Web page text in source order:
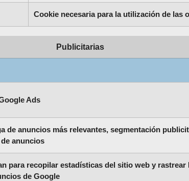
Cookie necesaria para la utilización de las
Publicitarias
Ads
de anuncios más relevantes, segmentación
anuncios
para recopilar estadísticas del sitio web y rastrear
de Google